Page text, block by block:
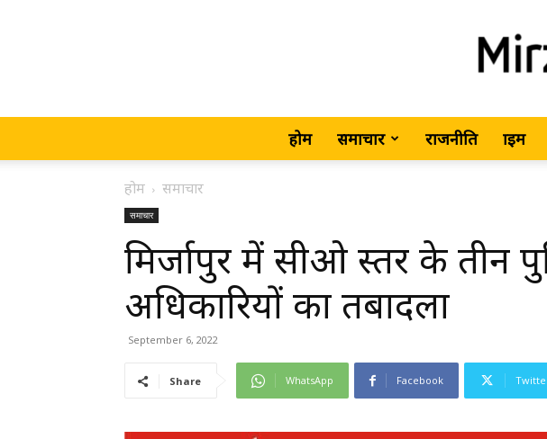
होम समाचार राजनीति क्राइम
होम समाचार
समाचार
मिर्जापुर में सीओ स्तर के तीन
अधिकारियों का तबादला
September 6, 2022
Share WhatsApp Facebook